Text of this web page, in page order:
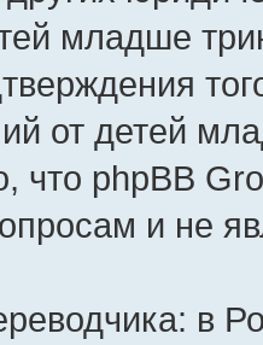
младше
от детей
что phpBB
и не
в